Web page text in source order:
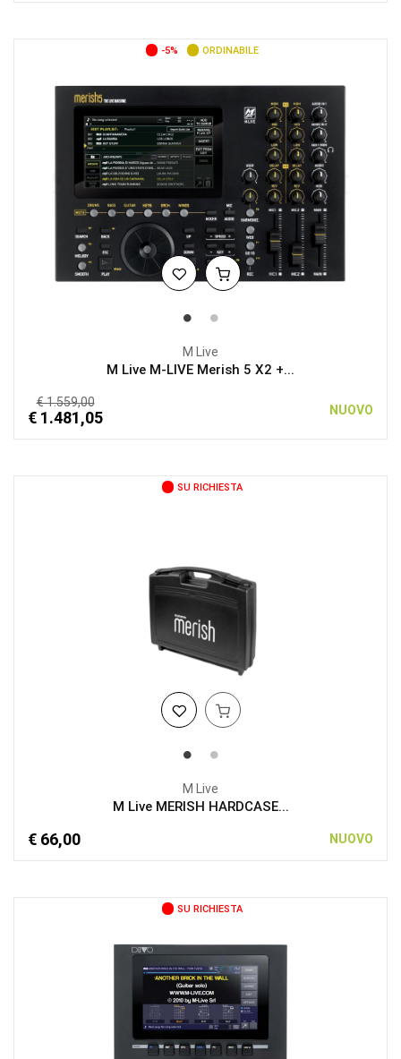
-5% ORDINABILE
M Live
M Live M-LIVE Merish 5 X2 +...
€ 1.559,00
€ 1.481,05 NUOVO
SU RICHIESTA
M Live
M Live MERISH HARDCASE...
€ 66,00 NUOVO
SU RICHIESTA